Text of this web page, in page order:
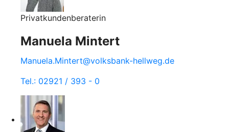
Privatkundenberaterin
Manuela Mintert
Manuela.Mintert@volksbank-hellweg.de
Tel.: 02921 / 393 - 0